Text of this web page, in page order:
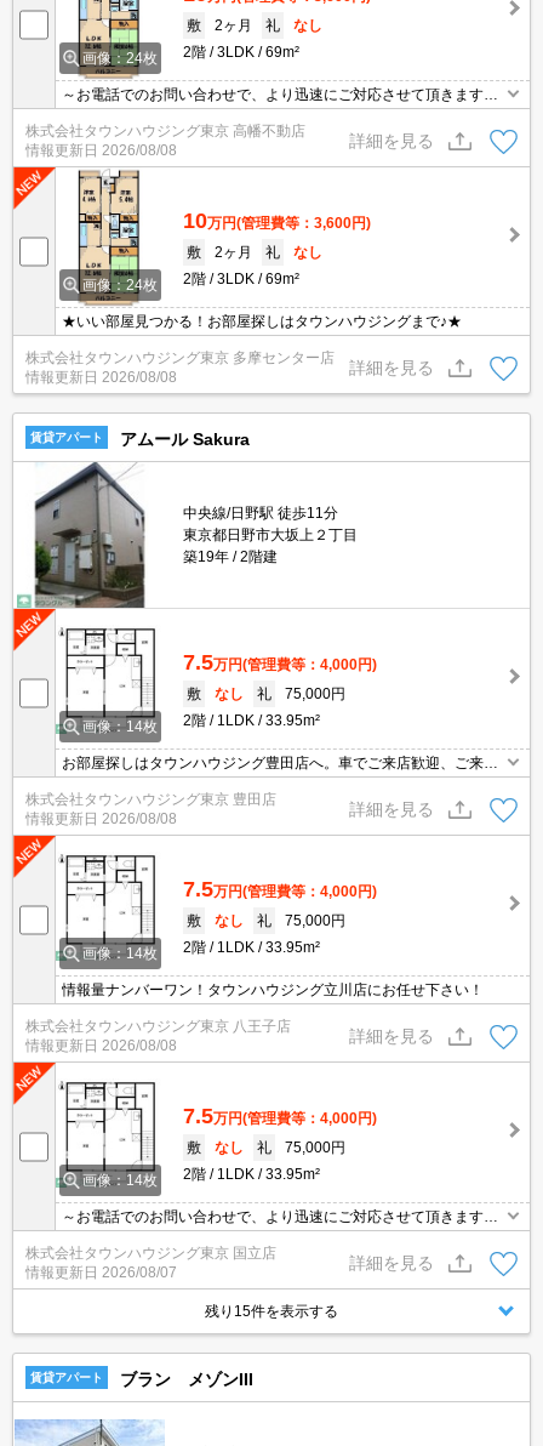
画像：24枚
敷
2ヶ月 礼
なし
2階
3LDK 69m²
～お電話でのお問い合わせで、より迅速にご対応させて頂きます～
地域密着タウンハウジングまで～
株式会社タウンハウジング東京 高幡不動店
情報更新日 2026/08/08
詳細を見る
画像：24枚
10万円(管理費等：3,600円)
敷
2ヶ月 礼
なし
2階
3LDK 69m²
★いい部屋見つかる！お部屋探しはタウンハウジングまで♪★
株式会社タウンハウジング東京 多摩センター店
情報更新日 2026/08/08
詳細を見る
賃貸アパート アムール Sakura
中央線/日野駅 徒歩11分
東京都日野市大坂上２丁目
築19年
2階建
画像：14枚
7.5万円(管理費等：4,000円)
敷
なし 礼
75,000円
2階
1LDK 33.95m²
お部屋探しはタウンハウジング豊田店へ。車でご来店歓迎、ご来店
用お客様駐車場あり！
株式会社タウンハウジング東京 豊田店
情報更新日 2026/08/08
詳細を見る
画像：14枚
7.5万円(管理費等：4,000円)
敷
なし 礼
75,000円
2階
1LDK 33.95m²
情報量ナンバーワン！タウンハウジング立川店にお任せ下さい！
株式会社タウンハウジング東京 八王子店
情報更新日 2026/08/08
詳細を見る
画像：14枚
7.5万円(管理費等：4,000円)
敷
なし 礼
75,000円
2階
1LDK 33.95m²
～お電話でのお問い合わせで、より迅速にご対応させて頂きます～
地域密着タウンハウジング【国立店】まで～
株式会社タウンハウジング東京 国立店
情報更新日 2026/08/07
詳細を見る
残り15件を表示する
賃貸アパート ブラン メゾンIII